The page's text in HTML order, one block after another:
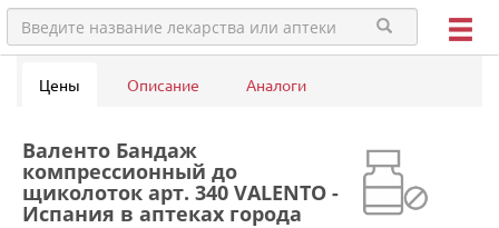
Цены Описание Аналоги
Валенто Бандаж
компрессионный до
щиколоток арт. 340 VALENTO -
Испания в аптеках города